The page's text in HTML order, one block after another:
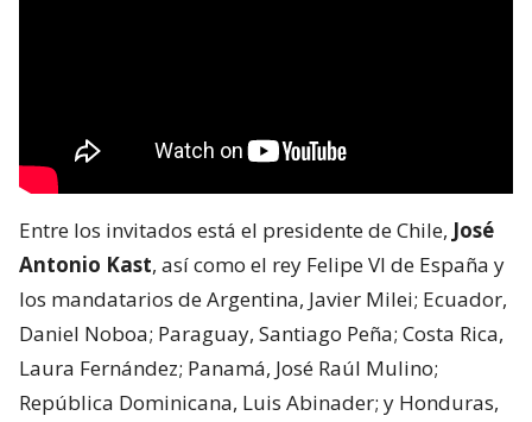
Entre los invitados está el presidente de Chile, José
Antonio Kast, así como el rey Felipe VI de España y
los mandatarios de Argentina, Javier Milei; Ecuador,
Daniel Noboa; Paraguay, Santiago Peña; Costa Rica,
Laura Fernández; Panamá, José Raúl Mulino;
República Dominicana, Luis Abinader; y Honduras,